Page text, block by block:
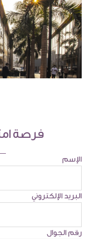
فرصة
الإسم
البريد الإلكتروني
رقم الجوال